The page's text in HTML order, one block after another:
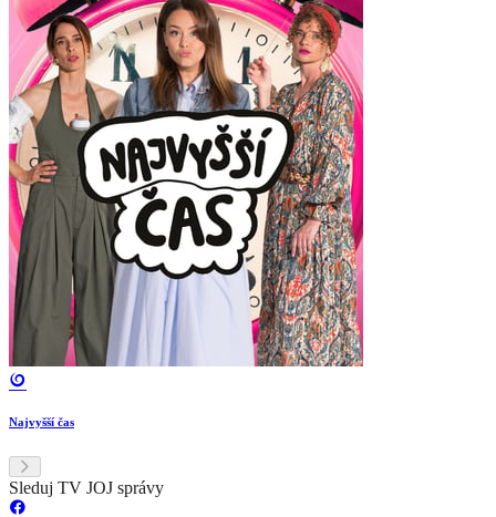
Najvyšší čas
Sleduj TV JOJ správy